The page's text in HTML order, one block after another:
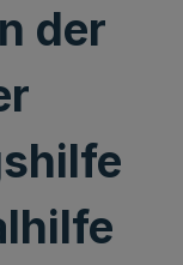
der